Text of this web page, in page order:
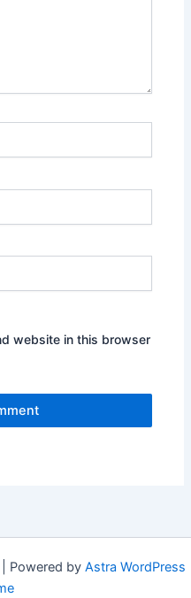
website in this browser
Powered by Astra WordPress